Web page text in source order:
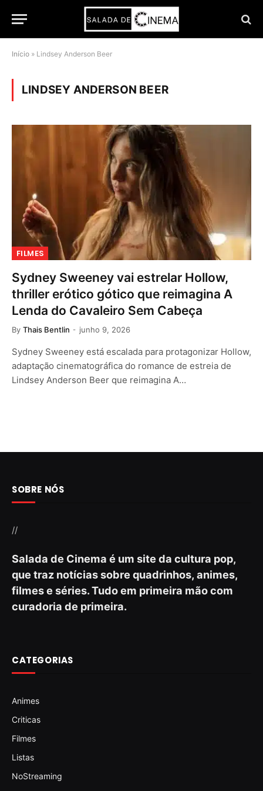
Início » Lindsey Anderson Beer
LINDSEY ANDERSON BEER
FILMES
Sydney Sweeney vai estrelar Hollow,
thriller erótico gótico que reimagina A
Lenda do Cavaleiro Sem Cabeça
By Thais Bentlin junho 9, 2026
Sydney Sweeney está escalada para protagonizar Hollow,
adaptação cinematográfica do romance de estreia de
Lindsey Anderson Beer que reimagina A…
SOBRE NÓS
//
Salada de Cinema é um site da cultura pop,
que traz notícias sobre quadrinhos, animes,
filmes e séries. Tudo em primeira mão com
curadoria de primeira.
CATEGORIAS
Animes
Criticas
Filmes
Listas
NoStreaming